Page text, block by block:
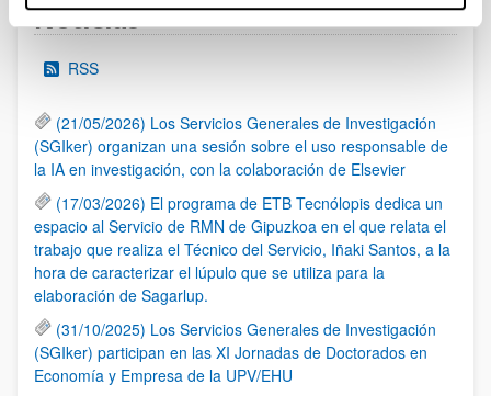
Noticias
RSS
(21/05/2026) Los Servicios Generales de Investigación
(SGIker) organizan una sesión sobre el uso responsable de
la IA en investigación, con la colaboración de Elsevier
(17/03/2026) El programa de ETB Tecnólopis dedica un
espacio al Servicio de RMN de Gipuzkoa en el que relata el
trabajo que realiza el Técnico del Servicio, Iñaki Santos, a la
hora de caracterizar el lúpulo que se utiliza para la
elaboración de Sagarlup.
(31/10/2025) Los Servicios Generales de Investigación
(SGIker) participan en las XI Jornadas de Doctorados en
Economía y Empresa de la UPV/EHU